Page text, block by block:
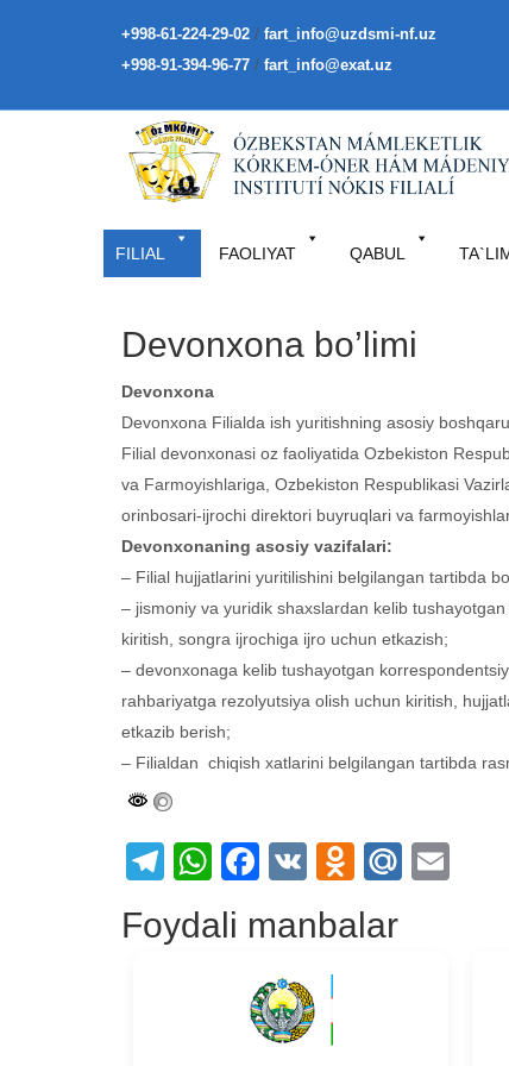
+998-61-224-29-02 / fart_info@uzdsmi-nf.uz
+998-91-394-96-77 / fart_info@exat.uz
FILIAL FAOLIYAT QABUL
Devonxona bo’limi
Devonxona
Devonxona Filialda ish yuritishning asosiy
Filial devonxonasi oz faoliyatida Ozbekiston
va Farmoyishlariga, Ozbekiston Respublikasi
orinbosari-ijrochi direktori buyruqlari va
Devonxonaning asosiy vazifalari:
– Filial hujjatlarini yuritilishini belgilangan tartibda
– jismoniy va yuridik shaxslardan kelib
kiritish, songra ijrochiga ijro uchun etkazish;
– devonxonaga kelib tushayotgan
rahbariyatga rezolyutsiya olish uchun kiritish,
etkazib berish;
– Filialdan chiqish xatlarini belgilangan tartibda
Telegram
WhatsApp
Facebook
VK Mail.Ru
Foydali manbalar